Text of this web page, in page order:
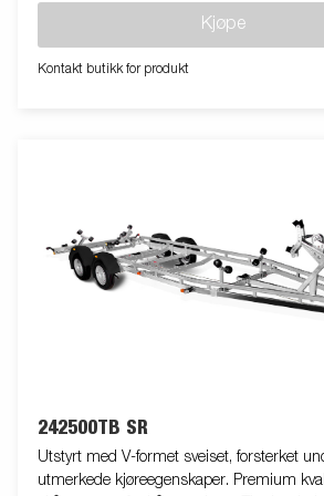
tilpasses din båt. Vinsjtårnet er også
tilhengeren. Takket være quick-release-
Kjøpe
Kontakt butikk for produkt
242500TB SR
Utstyrt med V-formet sveiset, forsterket
utmerkede kjøreegenskaper. Premium